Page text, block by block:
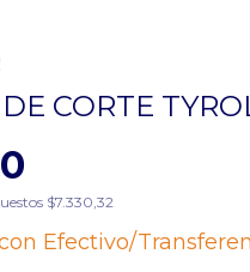
CORTE
$7.330,32
Efectivo/